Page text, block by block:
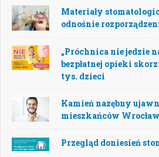
Materiały
odnośnie
„Próchnica nie jedzie
bezpłatnej opieki
tys. dzieci
Kamień nazębny
mieszkańców
Przegląd doniesień